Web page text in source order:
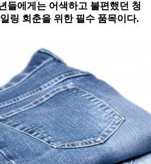
들에게는 어색하고 불편했던 청
링 회춘을 위한 필수 품목이다.